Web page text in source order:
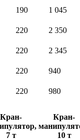
190
1 045
220
2 350
220
2 345
220
940
220
980
Кран-
7 т
Кран-
10 т